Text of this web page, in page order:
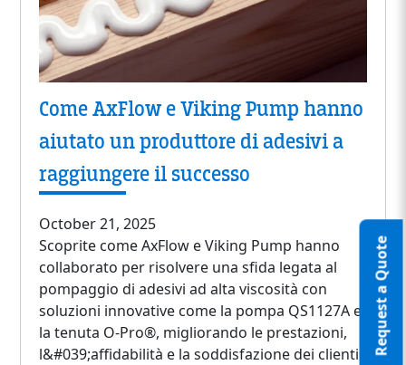
Request a Quote
Come AxFlow e Viking Pump hanno
aiutato un produttore di adesivi a
raggiungere il successo
October 21, 2025
Scoprite come AxFlow e Viking Pump hanno
collaborato per risolvere una sfida legata al
pompaggio di adesivi ad alta viscosità con
soluzioni innovative come la pompa QS1127A e
la tenuta O-Pro®, migliorando le prestazioni,
l&#039;affidabilità e la soddisfazione dei clienti.